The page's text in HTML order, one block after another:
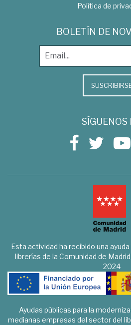
Política de
BOLETÍN DE
SÍGUENOS
Esta actividad ha recibido una
librerías de la Comunidad de
2024
Ayudas públicas para la
medianas empresas del sector del